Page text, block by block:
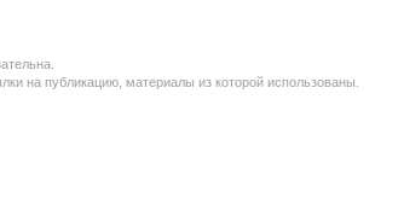
на публикацию, материалы из которой использованы.